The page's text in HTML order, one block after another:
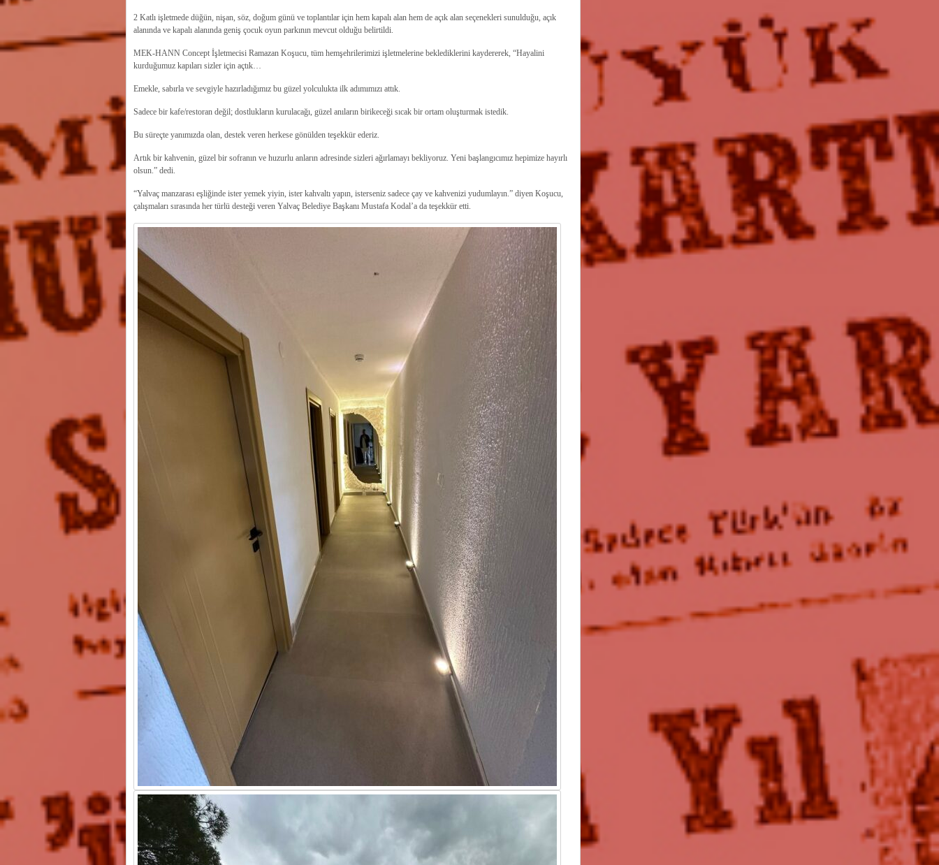
2 Katlı işletmede düğün, nişan, söz, doğum günü ve toplantılar için hem kapalı alan hem de açık alan seçenekleri sunulduğu, açık
alanında ve kapalı alanında geniş çocuk oyun parkının mevcut olduğu belirtildi.
MEK-HANN Concept İşletmecisi Ramazan Koşucu, tüm hemşehrilerimizi işletmelerine beklediklerini kaydererek, “Hayalini
kurduğumuz kapıları sizler için açtık…
Emekle, sabırla ve sevgiyle hazırladığımız bu güzel yolculukta ilk adımımızı attık.
Sadece bir kafe/restoran değil; dostlukların kurulacağı, güzel anıların birikeceği sıcak bir ortam oluşturmak istedik.
Bu süreçte yanımızda olan, destek veren herkese gönülden teşekkür ederiz.
Artık bir kahvenin, güzel bir sofranın ve huzurlu anların adresinde sizleri ağırlamayı bekliyoruz. Yeni başlangıcımız hepimize hayırlı
olsun.” dedi.
“Yalvaç manzarası eşliğinde ister yemek yiyin, ister kahvaltı yapın, isterseniz sadece çay ve kahvenizi yudumlayın.” diyen Koşucu,
çalışmaları sırasında her türlü desteği veren Yalvaç Belediye Başkanı Mustafa Kodal’a da teşekkür etti.